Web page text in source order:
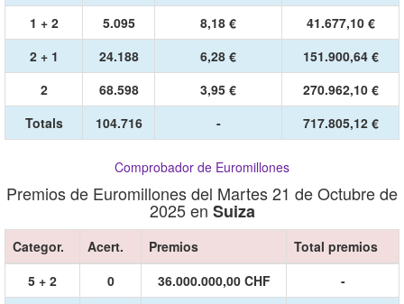
1 + 2
5.095 8,18 €
41.677,10 €
2 + 1
24.188 6,28 €
151.900,64 €
2
68.598 3,95 €
270.962,10 €
Totals
104.716 - 717.805,12 €
Comprobador de Euromillones
Premios de Euromillones del Martes 21 de Octubre de
2025 en Suiza
Categor. Acert. Premios
Total premios
5 + 2
0 36.000.000,00 CHF
-